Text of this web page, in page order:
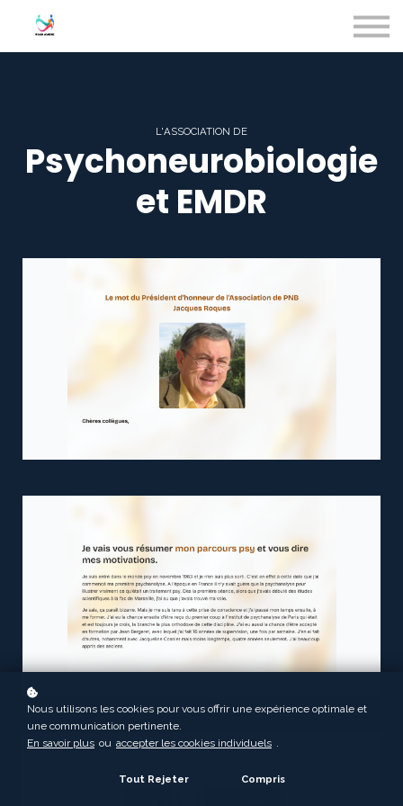
SE CONNECTER
L'ASSOCIATION DE
Psychoneurobiologie
et EMDR
Nous utilisons les cookies pour vous offrir une expérience optimale et
une communication pertinente.
En savoir plus ou accepter les cookies individuels .
Tout Rejeter Compris